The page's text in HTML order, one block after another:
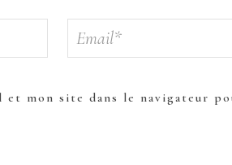
mon site dans le navigateur